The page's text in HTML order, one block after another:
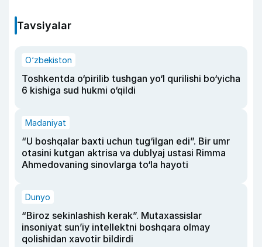
Tavsiyalar
O‘zbekiston
Toshkentda o‘pirilib tushgan yo‘l qurilishi bo‘yicha
6 kishiga sud hukmi o‘qildi
Madaniyat
“U boshqalar baxti uchun tug‘ilgan edi”. Bir umr
otasini kutgan aktrisa va dublyaj ustasi Rimma
Ahmedovaning sinovlarga to‘la hayoti
Dunyo
“Biroz sekinlashish kerak”. Mutaxassislar
insoniyat sun’iy intellektni boshqara olmay
qolishidan xavotir bildirdi